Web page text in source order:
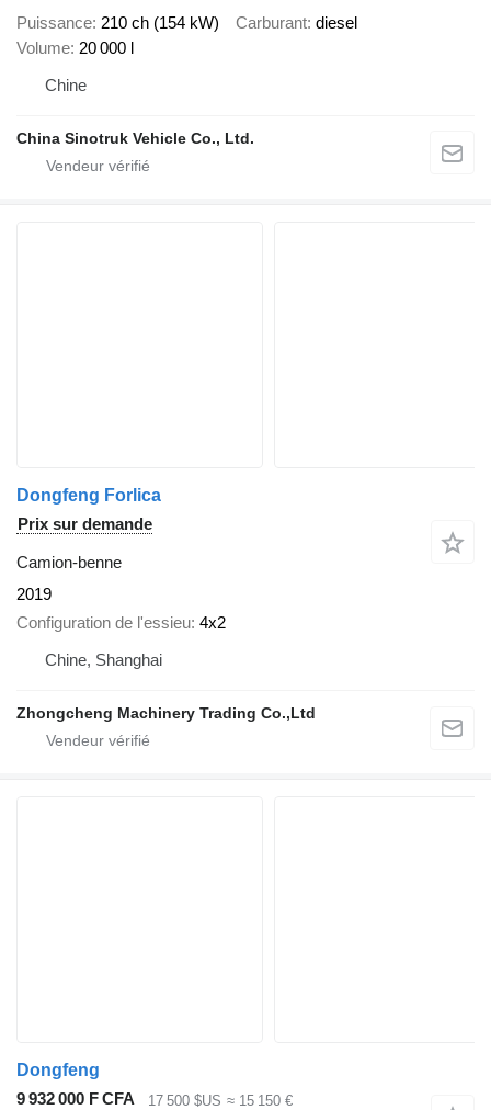
Puissance 210 ch (154 kW) Carburant diesel
Volume 20 000 l
Chine
China Sinotruk Vehicle Co., Ltd.
Dongfeng Forlica
Prix sur demande
Camion-benne
2019
Configuration de l'essieu 4x2
Chine, Shanghai
Zhongcheng Machinery Trading Co.,Ltd
Dongfeng
9 932 000 F CFA
17 500 $US ≈ 15 150 €